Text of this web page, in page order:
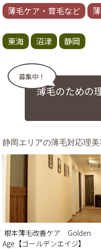
薄毛ケア・育毛など
東海 沼津 静岡
募集中！
薄毛のための
静岡エリアの薄毛対応理美
根本薄毛改善ケア Golden
Age【ゴールデンエイジ】